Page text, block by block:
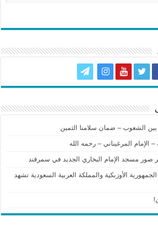
بين الشعوب – ضمان سلامنا الثمين
الإمام المرغيناني – رحمه الله
صور مسجد الإمام البخاري الجديد في سمرقند
الأوزبكية والمملكة العربية السعودية تشهد